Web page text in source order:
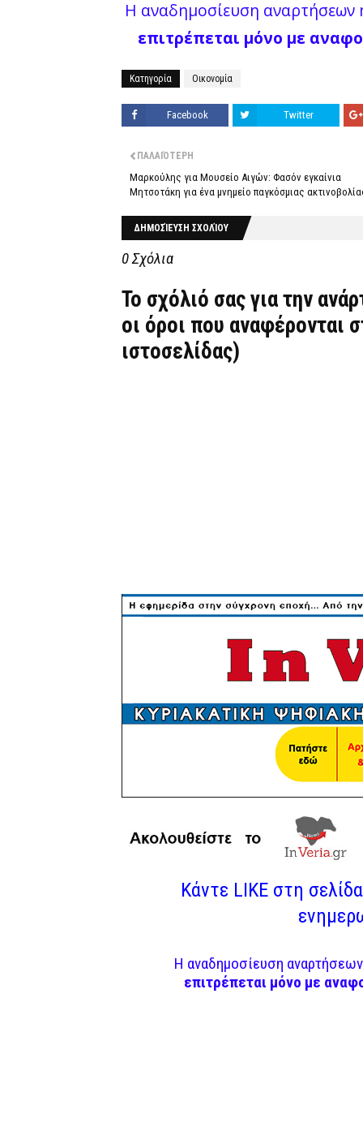
Η αναδημοσίευση
επιτρέπεται μόνο με
Κατηγορία Οικονομία
Facebook Twitter
ΠΑΛΑΙΌΤΕΡΗ
Μαρκούλης για Μουσείο Αιγών: Φασόν εγκαίνια
Μητσοτάκη για ένα μνημείο παγκόσμιας
ΔΗΜΟΣΊΕΥΣΗ ΣΧΟΛΊΟΥ
0 Σχόλια
Το σχόλιό σας για την
οι όροι που αναφέρονται
ιστοσελίδας)
Κάντε LIKE στη
Η αναδημοσίευση
επιτρέπεται μόνο με